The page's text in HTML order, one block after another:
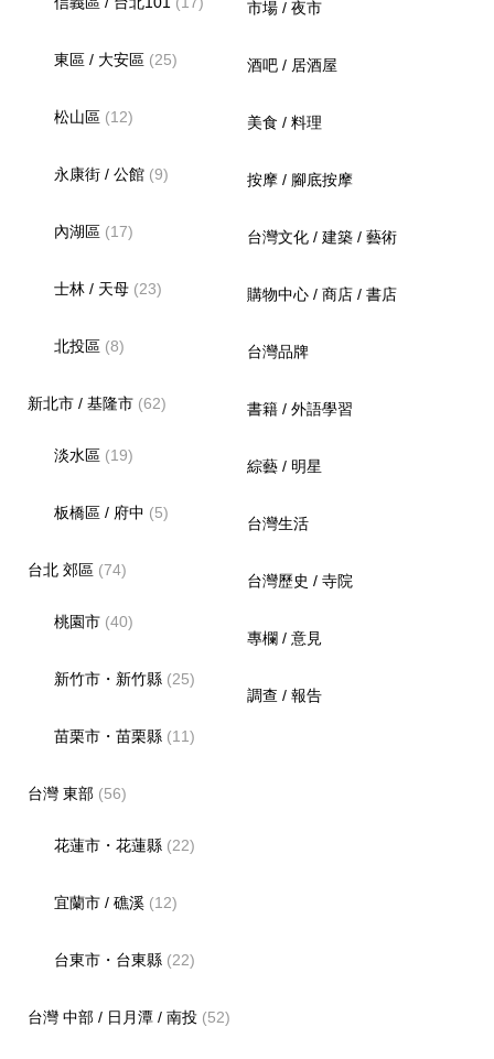
東區 / 大安區 (25)
松山區 (12)
永康街 / 公館 (9)
內湖區 (17)
士林 / 天母 (23)
北投區 (8)
新北市 / 基隆市(62)
淡水區 (19)
板橋區 / 府中 (5)
台北 郊區(74)
桃園市 (40)
新竹市・新竹縣 (25)
苗栗市・苗栗縣 (11)
台灣 東部(56)
花蓮市・花蓮縣 (22)
宜蘭市 / 礁溪 (12)
台東市・台東縣 (22)
台灣 中部 / 日月潭 / 南投(52)
市場 / 夜市
酒吧 / 居酒屋
美食 / 料理
按摩 / 腳底按摩
台灣文化 / 建築 / 藝術
購物中心 / 商店 / 書店
台灣品牌
書籍 / 外語學習
綜藝 / 明星
台灣生活
台灣歷史 / 寺院
專欄 / 意見
調查 / 報告